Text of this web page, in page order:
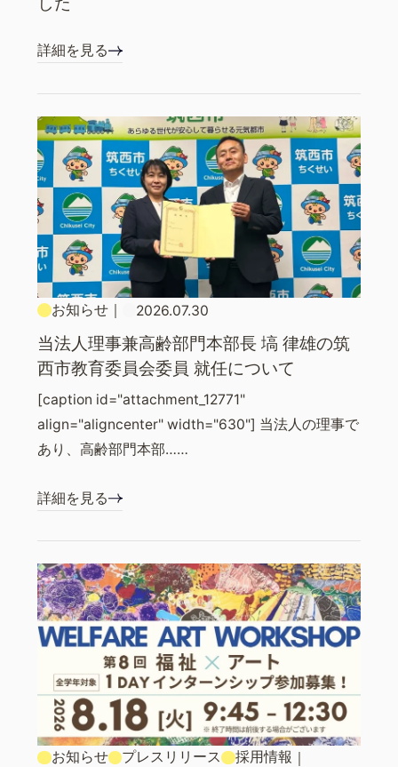
詳細を見る
お知らせ｜ 2026.07.30
当法人理事兼高齢部門本部長 塙 律雄の筑
西市教育委員会委員 就任について
[caption id="attachment_12771"
align="aligncenter" width="630"] 当法人の理事で
あり、高齢部門本部……
詳細を見る
お知らせ プレスリリース 採用情報 ｜